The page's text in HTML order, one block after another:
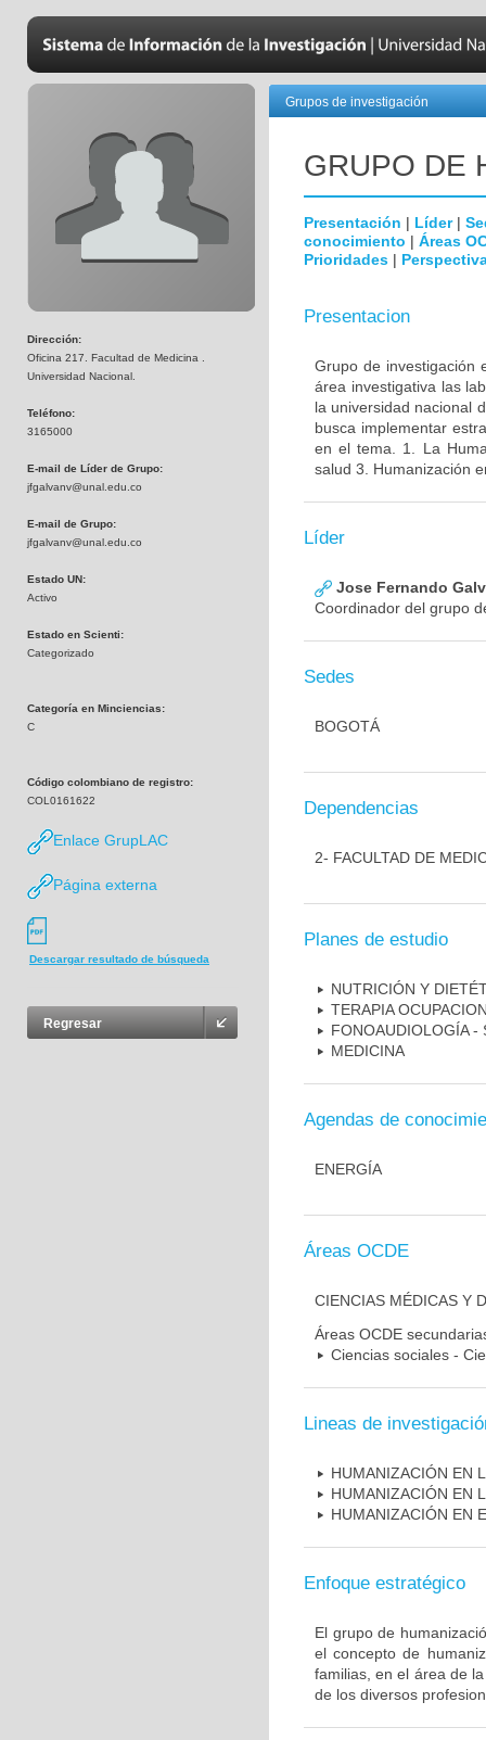
Dirección:
Oficina 217. Facultad de Medicina .
Universidad Nacional.
Teléfono:
3165000
E-mail de Líder de Grupo:
jfgalvanv@unal.edu.co
E-mail de Grupo:
jfgalvanv@unal.edu.co
Estado UN:
Activo
Estado en Scienti:
Categorizado
Categoría en Minciencias:
C
Código colombiano de registro:
COL0161622
Enlace GrupLAC
Página externa
Descargar resultado de búsqueda
Regresar
Grupos de investigación
GRUPO DE
Presentación | Líder|
conocimiento | Áreas
Prioridades |
Presentacion
Grupo de investigación
área investigativa las
la universidad nacional
busca implementar
en el tema. 1. La
salud 3. Humanización
Líder
Jose Fernando
Coordinador del grupo
Sedes
BOGOTÁ
Dependencias
2- FACULTAD DE
Planes de estudio
NUTRICIÓN Y
TERAPIA
FONOAUDIOLOGÍA -
MEDICINA
Agendas de
ENERGÍA
Áreas OCDE
CIENCIAS MÉDICAS Y
Áreas OCDE
Ciencias sociales -
Lineas de
HUMANIZACIÓN EN
HUMANIZACIÓN EN
HUMANIZACIÓN EN
Enfoque estratégico
El grupo de
el concepto de
familias, en el área de
de los diversos